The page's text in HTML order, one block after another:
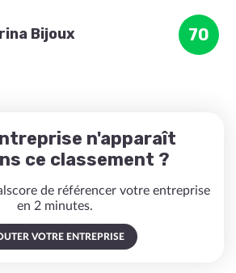
Bijoux 70
n'apparaît
ce classement ?
de référencer votre entreprise
en 2 minutes.
VOTRE ENTREPRISE